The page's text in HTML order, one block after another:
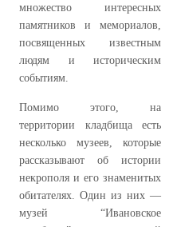
множество интересных
памятников и мемориалов,
посвященных известным
людям и историческим
событиям.
Помимо этого, на
территории кладбища есть
несколько музеев, которые
рассказывают об истории
некрополя и его знаменитых
обитателях. Один из них —
музей “Ивановское